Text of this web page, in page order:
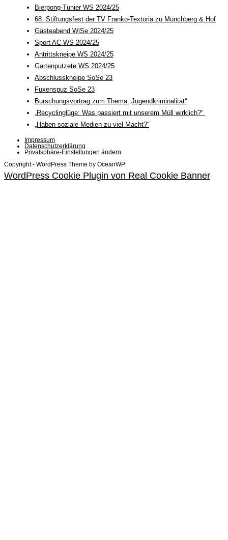
Bierpong-Tunier WS 2024/25
68. Stiftungsfest der TV Franko-Textoria zu Münchberg & Hof
Gästeabend WiSe 2024/25
Sport AC WS 2024/25
Antrittskneipe WS 2024/25
Gartenputzete WS 2024/25
Abschlusskneipe SoSe 23
Fuxenspuz SoSe 23
Burschungsvortrag zum Thema „Jugendkriminalität“
„Recyclinglüge: Was passiert mit unserem Müll wirklich?“
„Haben soziale Medien zu viel Macht?“
Impressum
Datenschutzerklärung
Privatsphäre-Einstellungen ändern
Copyright - WordPress Theme by OceanWP
WordPress Cookie Plugin von Real Cookie Banner